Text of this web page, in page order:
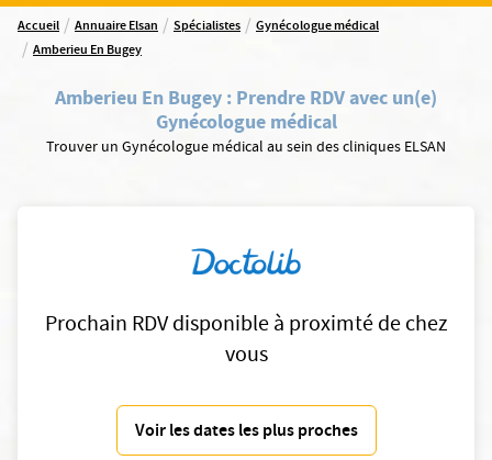
Accueil / Annuaire Elsan / Spécialistes / Gynécologue médical
/ Amberieu En Bugey
Amberieu En Bugey : Prendre RDV avec un(e)
Gynécologue médical
Trouver un Gynécologue médical au sein des cliniques ELSAN
Prochain RDV disponible à proximté de chez
vous
Voir les dates les plus proches